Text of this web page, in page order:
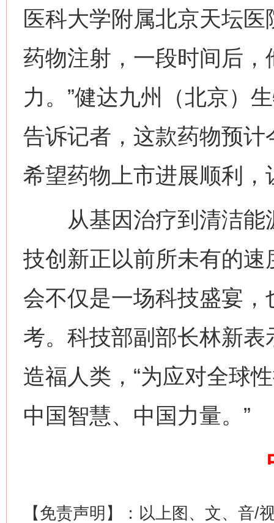
医科大学附属北京天坛
药物注射，一段时间后
力。”健达九州（北京）
告诉记者，这款药物预
希望药物上市进展顺利
从基因治疗到清洁能
技创新正以前所未有的
会不仅是一场科技盛宴
考。科技部副部长林新
造福人类，“为应对全球
中国智慧、中国力量。”
【免责声明】：以上图、文、音/